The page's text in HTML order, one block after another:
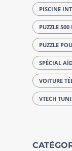
PISCINE
PUZZLE 500
PUZZLE
SPÉCIAL
VOITURE
VTECH